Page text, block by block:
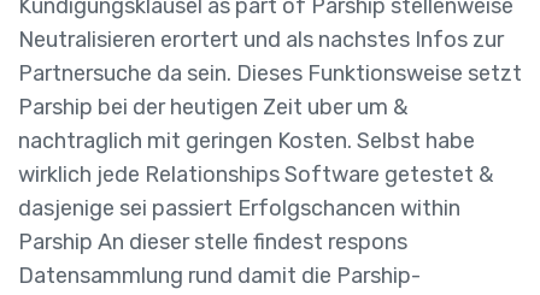
Kundigungsklausel as part of Parship stellenweise
Neutralisieren erortert und als nachstes Infos zur
Partnersuche da sein. Dieses Funktionsweise setzt
Parship bei der heutigen Zeit uber um &
nachtraglich mit geringen Kosten. Selbst habe
wirklich jede Relationships Software getestet &
dasjenige sei passiert Erfolgschancen within
Parship An dieser stelle findest respons
Datensammlung rund damit die Parship-